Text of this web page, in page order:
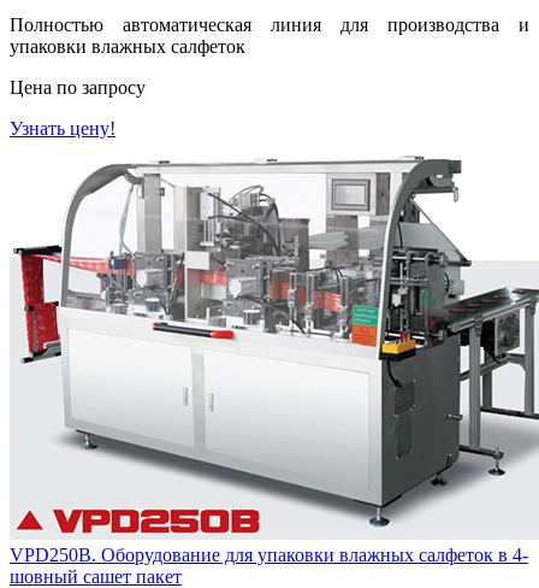
Полностью автоматическая линия для производства и
упаковки влажных салфеток
Цена по запросу
Узнать цену!
VPD250B. Оборудование для упаковки влажных салфеток в 4-
шовный сашет пакет